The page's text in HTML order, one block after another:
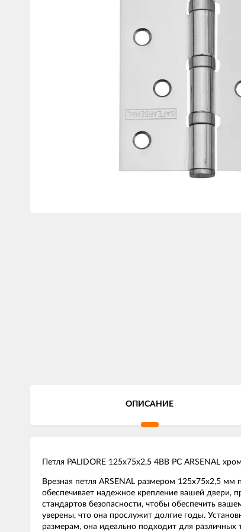
ОПИСАНИЕ
Петля PALIDORE 125х75х2,5 4ВВ PC ARSENAL
Врезная петля ARSENAL размером 125x75x2,5
обеспечивает надежное крепление вашей двери,
стандартов безопасности, чтобы обеспечить
уверены, что она прослужит долгие годы.
размерам, она идеально подходит для